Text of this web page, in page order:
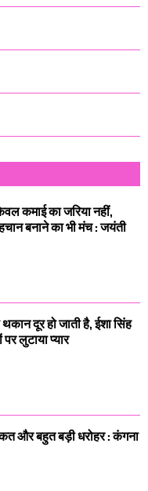
कमाई का जरिया नहीं,
बनाने का भी मंच : जयंती
दूर हो जाती है, ईशा सिंह
लुटाया प्यार
और बहुत बड़ी धरोहर : कंगना